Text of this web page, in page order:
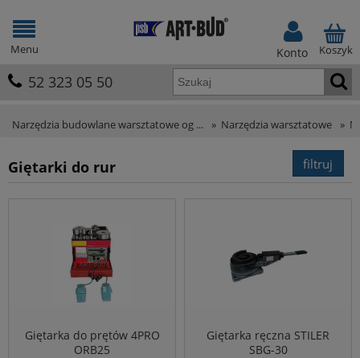
Koszyk
Konto
52 323 05 50
Menu
Narzędzia budowlane warsztatowe og ... » Narzędzia warsztatowe »
Giętarki do rur filtruj
Giętarka do prętów 4PRO
ORB25
Giętarka ręczna STILER
SBG-30